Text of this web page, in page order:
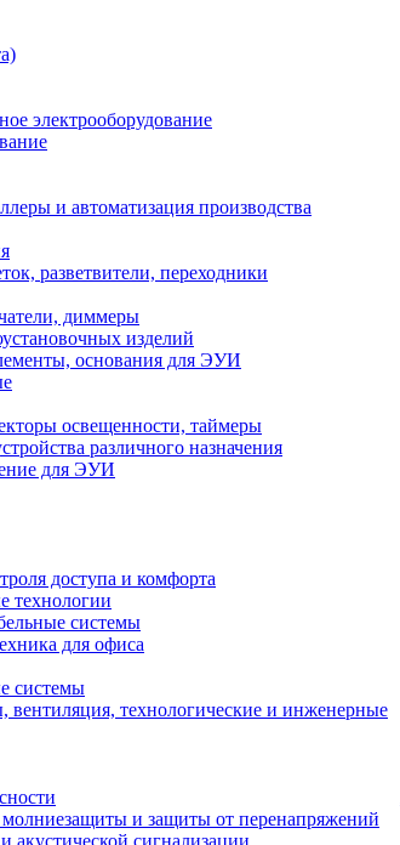
электрооборудование
и автоматизация производства
разветвители, переходники
диммеры
изделий
основания для ЭУИ
освещенности, таймеры
различного назначения
для ЭУИ
доступа и комфорта
технологии
системы
для офиса
системы
технологические и инженерные
молниезащиты и защиты от перенапряжений
акустической сигнализации